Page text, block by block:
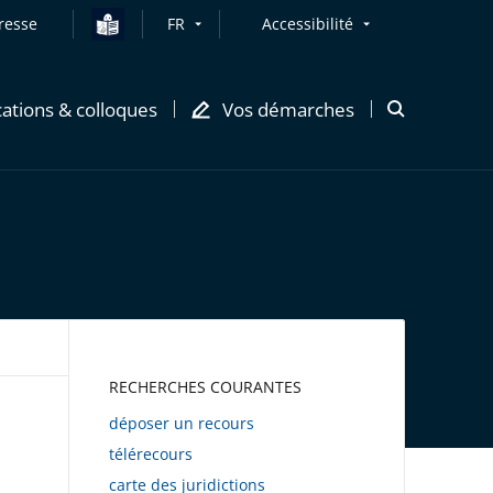
FR Accessibilité
& colloques Vos démarches
Ouvrir
RECHERCHES COURANTES
déposer un recours
télérecours
carte des juridictions